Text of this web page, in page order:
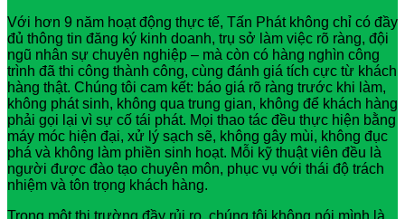
Với hơn 9 năm hoạt động thực tế, Tấn Phát không chỉ có đầy
đủ thông tin đăng ký kinh doanh, trụ sở làm việc rõ ràng, đội
ngũ nhân sự chuyên nghiệp – mà còn có hàng nghìn công
trình đã thi công thành công, cùng đánh giá tích cực từ khách
hàng thật. Chúng tôi cam kết: báo giá rõ ràng trước khi làm,
không phát sinh, không qua trung gian, không để khách hàng
phải gọi lại vì sự cố tái phát. Mọi thao tác đều thực hiện bằng
máy móc hiện đại, xử lý sạch sẽ, không gây mùi, không đục
phá và không làm phiền sinh hoạt. Mỗi kỹ thuật viên đều là
người được đào tạo chuyên môn, phục vụ với thái độ trách
nhiệm và tôn trọng khách hàng.
Trong một thị trường đầy rủi ro, chúng tôi không nói mình là